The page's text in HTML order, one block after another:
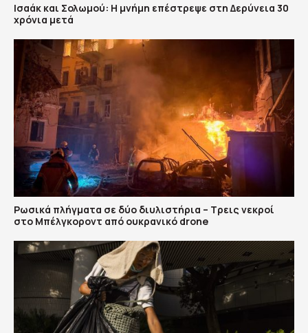
Ισαάκ και Σολωμού: Η μνήμη επέστρεψε στη Δερύνεια 30
χρόνια μετά
Ρωσικά πλήγματα σε δύο διυλιστήρια – Τρεις νεκροί
στο Μπέλγκοροντ από ουκρανικό drone